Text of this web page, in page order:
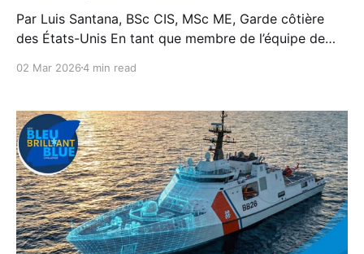
Par Luis Santana, BSc CIS, MSc ME, Garde côtière
des États-Unis En tant que membre de l’équipe de
la conception des navires comme un élément
et la sûreté maritimes, ainsi que la
02 Mar 20264 min read